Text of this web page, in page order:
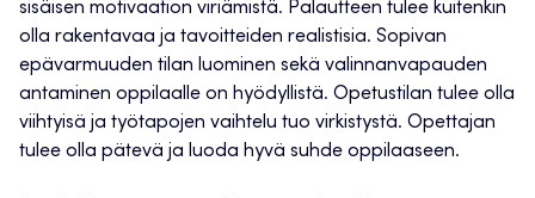
sisäisen motivaation viriämistä. Palautteen tulee kuitenkin
olla rakentavaa ja tavoitteiden realistisia. Sopivan
epävarmuuden tilan luominen sekä valinnanvapauden
antaminen oppilaalle on hyödyllistä. Opetustilan tulee olla
viihtyisä ja työtapojen vaihtelu tuo virkistystä. Opettajan
tulee olla pätevä ja luoda hyvä suhde oppilaaseen.